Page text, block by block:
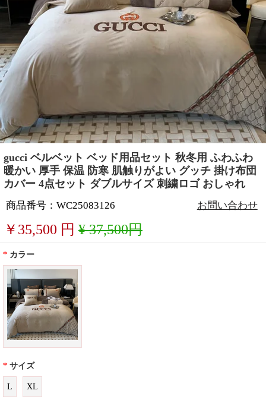
gucci ベルベット ベッド用品セット 秋冬用 ふわふわ
暖かい 厚手 保温 防寒 肌触りがよい グッチ 掛け布団
カバー 4点セット ダブルサイズ 刺繍ロゴ おしゃれ
商品番号：WC25083126 お問い合わせ
￥ 35,500 円 ¥ 37,500円
* カラー
* サイズ
L XL